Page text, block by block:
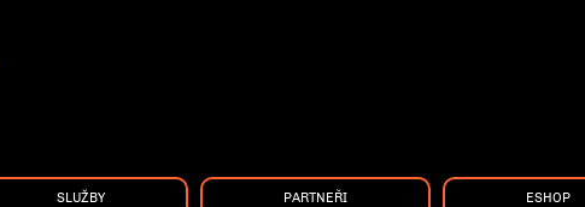
SLUŽBY PARTNEŘI ESHOP